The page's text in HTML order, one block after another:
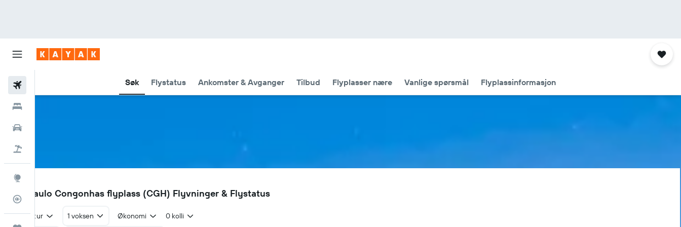
Søk Flystatus Ankomster & Avganger Tilbud Flyplasser nære Vanlige spørsmål Flyplassinformasjon
Flysporer
CGH
São Paulo Congonhas flyplass (CGH) Flyvninger & Flystatus
Tur/retur 1 voksen Økonomi 0 kolli